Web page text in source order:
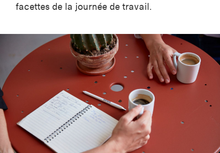
facettes de la journée de travail.